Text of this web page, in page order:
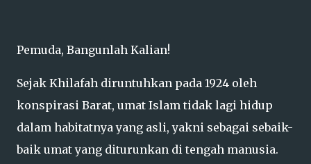
Pemuda, Bangunlah Kalian!
Sejak Khilafah diruntuhkan pada 1924 oleh
konspirasi Barat, umat Islam tidak lagi hidup
dalam habitatnya yang asli, yakni sebagai sebaik-
baik umat yang diturunkan di tengah manusia.